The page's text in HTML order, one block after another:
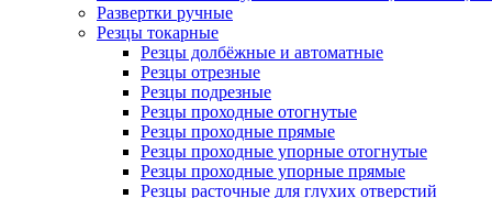
Развертки ручные
Резцы токарные
Резцы долбёжные и автоматные
Резцы отрезные
Резцы подрезные
Резцы проходные отогнутые
Резцы проходные прямые
Резцы проходные упорные отогнутые
Резцы проходные упорные прямые
Резцы расточные для глухих отверстий